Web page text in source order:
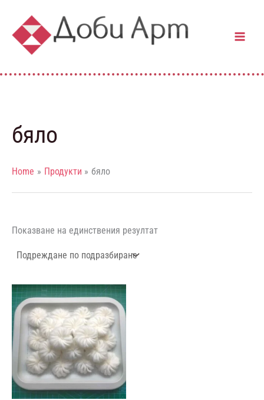
content
бяло
Home Продукти бяло
Показване на единствения резултат